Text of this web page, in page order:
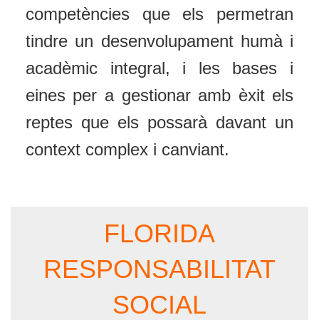
competències que els permetran
tindre un desenvolupament humà i
acadèmic integral, i les bases i
eines per a gestionar amb èxit els
reptes que els possarà davant un
context complex i canviant.
FLORIDA
RESPONSABILITAT
SOCIAL